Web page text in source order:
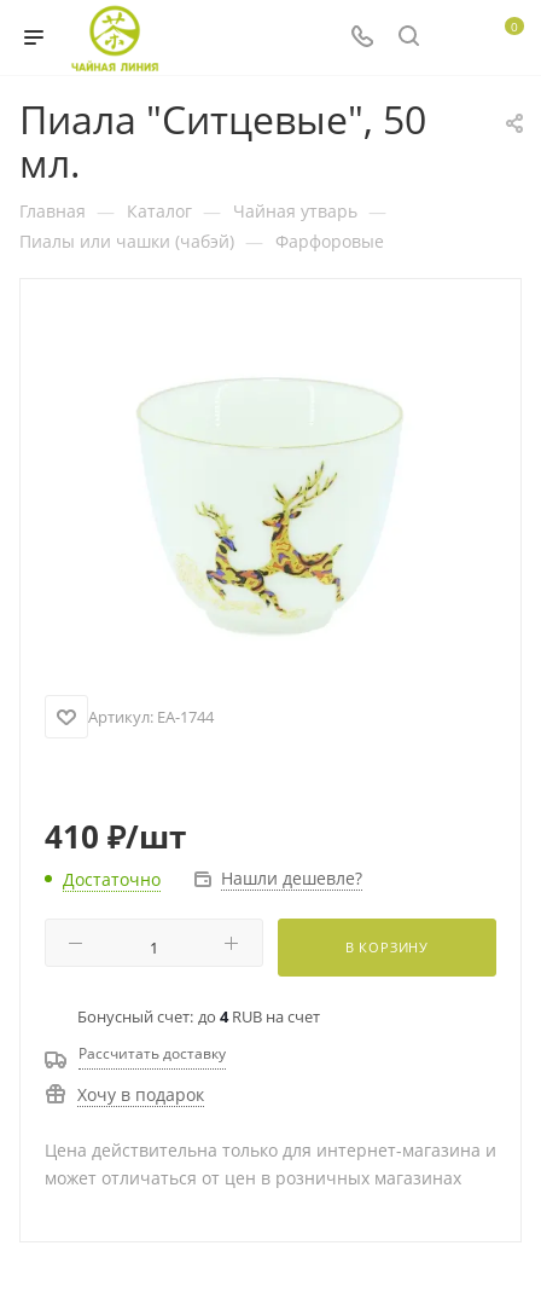
0
Пиала "Ситцевые", 50
мл.
Главная — Каталог — Чайная утварь —
Пиалы или чашки (чабэй) — Фарфоровые
Артикул: EA-1744
410 ₽/шт
Достаточно Нашли дешевле?
В КОРЗИНУ
Бонусный счет: до 4RUB на счет
Рассчитать доставку
Хочу в подарок
Цена действительна только для интернет-магазина и
может отличаться от цен в розничных магазинах